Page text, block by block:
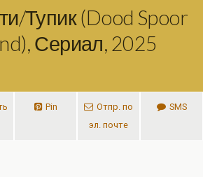
Тупик (Dood Spoor
Сериал, 2025
Pin
Отпр. по
эл. почте
SMS